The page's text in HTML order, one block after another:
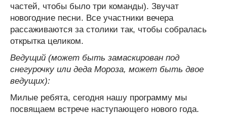
частей, чтобы было три команды). Звучат
новогодние песни. Все участники вечера
рассаживаются за столики так, чтобы собралась
открытка целиком.
Ведущий (может быть замаскирован под
снегурочку или деда Мороза, может быть двое
ведущих):
Милые ребята, сегодня нашу программу мы
посвящаем встрече наступающего нового года.